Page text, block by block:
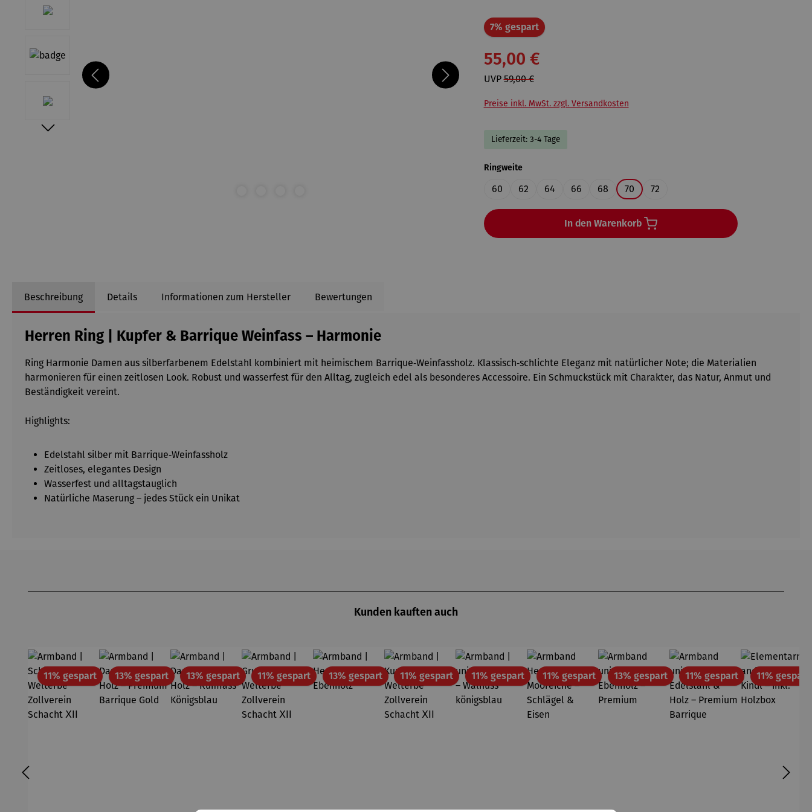
7% gespartRabatt
55,00 €
UVP59,00 €
Preise inkl. MwSt. zzgl. Versandkosten
Lieferzeit: 3-4 Tage
Ringweiteauswählen
60 62 64 66 68 70 72
In den Warenkorb
Beschreibung Details Informationen zum Hersteller Bewertungen
Herren Ring | Kupfer & Barrique Weinfass – Harmonie
Ring Harmonie Damen aus silberfarbenem Edelstahl kombiniert mit heimischem Barrique‑Weinfassholz. Klassisch‑schlichte Eleganz mit natürlicher Note; die Materialien
harmonieren für einen zeitlosen Look. Robust und wasserfest für den Alltag, zugleich edel als besonderes Accessoire. Ein Schmuckstück mit Charakter, das Natur, Anmut und
Beständigkeit vereint.
Highlights:
Edelstahl silber mit Barrique‑Weinfassholz
Zeitloses, elegantes Design
Wasserfest und alltagstauglich
Natürliche Maserung – jedes Stück ein Unikat
Kunden kauften auch
11% gespartRabatt13% gespartRabatt13% gespartRabatt11% gespartRabatt13% gespartRabatt11% gespartRabatt11% gespartRabatt11% gespartRabatt13% gespartRabatt11% gespartRabatt11% gespart